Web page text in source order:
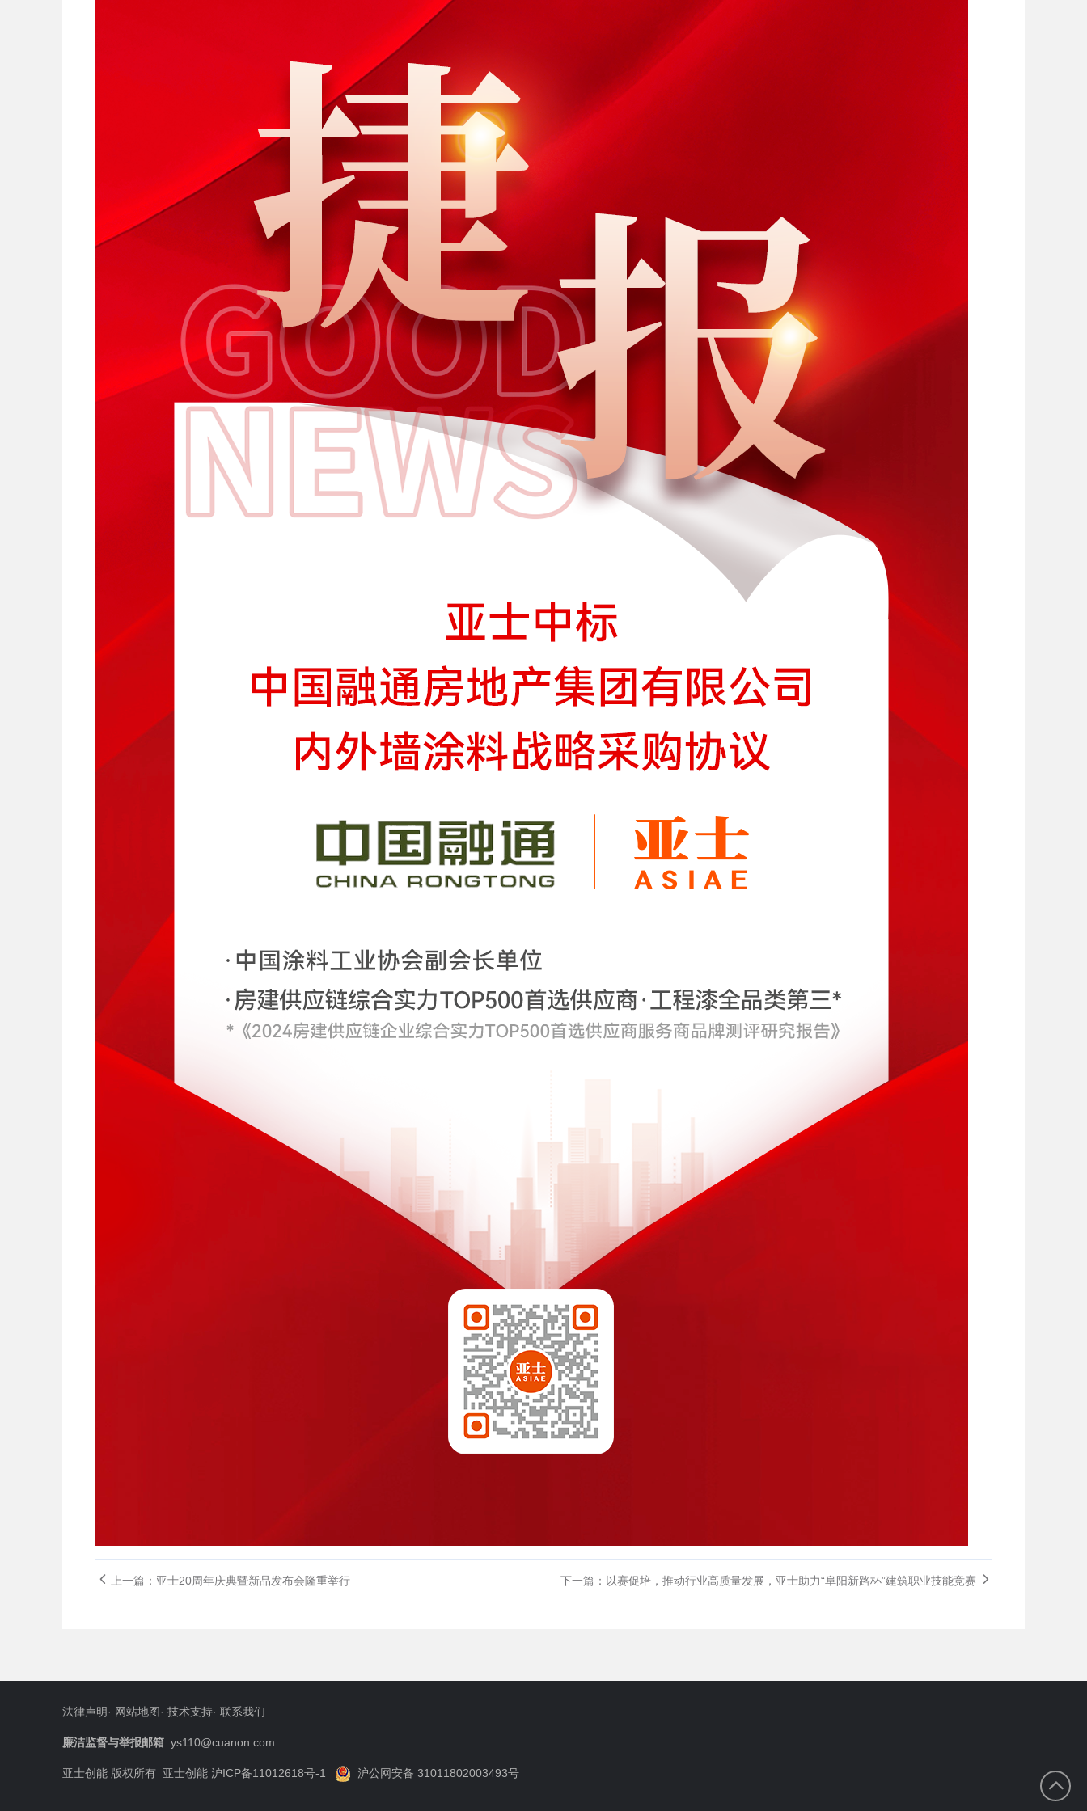
上一篇：亚士20周年庆典暨新品发布会隆重举行 下一篇：以赛促培，推动行业高质量发展，亚士助力“阜阳新路杯”建筑职业技能竞赛
法律声明· 网站地图· 技术支持· 联系我们
廉洁监督与举报邮箱 ys110@cuanon.com
亚士创能 版权所有 亚士创能 沪ICP备11012618号-1 沪公网安备 31011802003493号